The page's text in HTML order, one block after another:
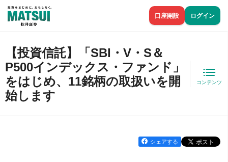
口座開設 ログイン
【投資信託】「SBI・V・S＆
P500インデックス・ファンド」
をはじめ、11銘柄の取扱いを開
始します
コンテンツ
シェアする